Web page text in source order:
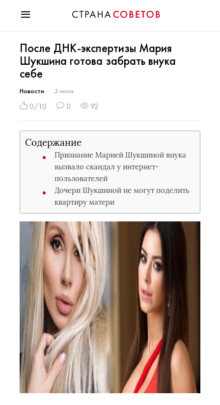
Мода
Звезды
Гороскопы
Здоровье
Психология
Разное
Праздники
После ДНК-экспертизы Мария
Шукшина готова забрать внука
себе
Новости 3 июля
0/10 0 92
Содержание
Признание Марией Шукшиной внука
вызвало скандал у интернет-
пользователей
Дочери Шукшиной не могут поделить
квартиру матери